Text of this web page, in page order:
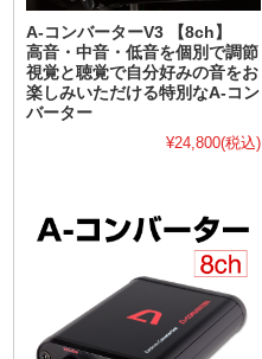
A-コンバーターV3 【8ch】
高音・中音・低音を個別で調節
視覚と聴覚で自分好みの音をお
楽しみいただける特別なA-コン
バーター
¥24,800(税込)